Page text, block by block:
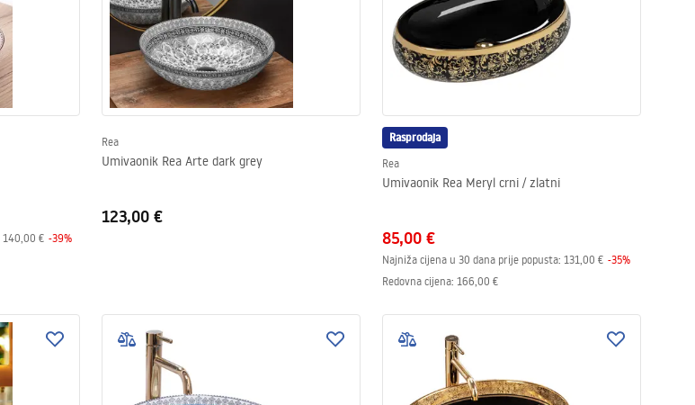
140,00 € -39%
Rea
Umivaonik Rea Arte dark grey
123,00 €
Rasprodaja
Rea
Umivaonik Rea Meryl crni / zlatni
85,00 €
Najniža cijena u 30 dana prije popusta: 131,00 € -35%
Redovna cijena: 166,00 €